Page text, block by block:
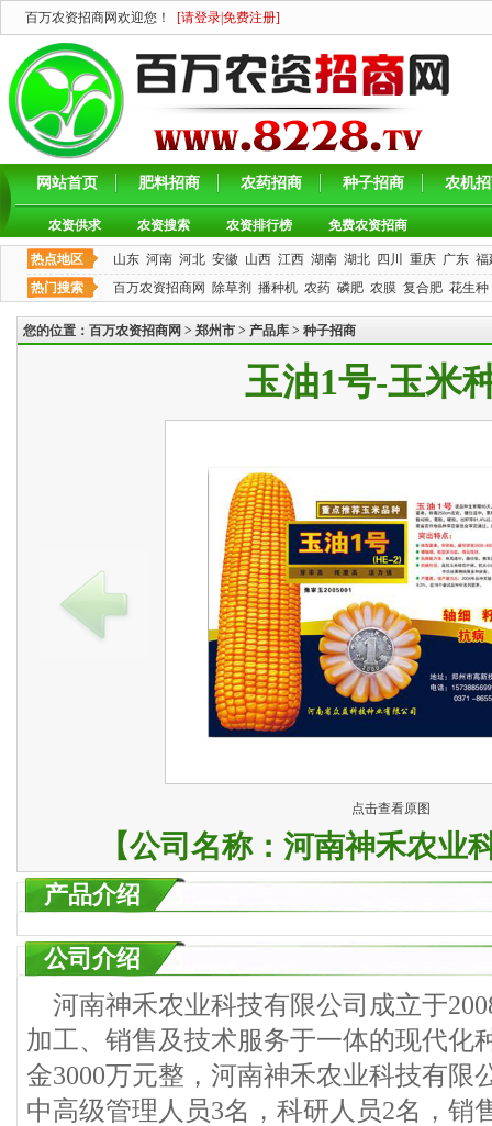
百万农资招商网欢迎您！ [请登录免费注册]
网站首页 肥料招商 农药招商 种子招商 农机
农资供求 农资搜索 农资排行榜 免费农资招商
热点地区 山东 河南 河北 安徽 山西 江西 湖南 湖北 四川 重庆 广东 福
热门搜索
百万农资招商网 除草剂 播种机 农药 磷肥 农膜 复合肥 花生种
您的位置： 百万农资招商网 > 郑州市 > 产品库 > 种子招商
玉油1号-玉米
点击查看原图
【公司名称： 河南神禾农业
产品介绍
公司介绍
河南神禾农业科技有限公司成立于
加工、销售及技术服务于一体的现代化
金3000万元整，河南神禾农业科技有限
中高级管理人员3名，科研人员2名，销